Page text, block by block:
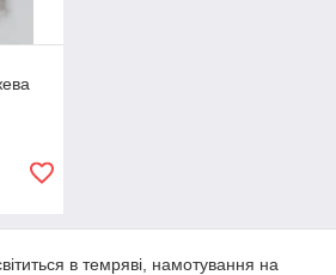
в темряві, намотування на